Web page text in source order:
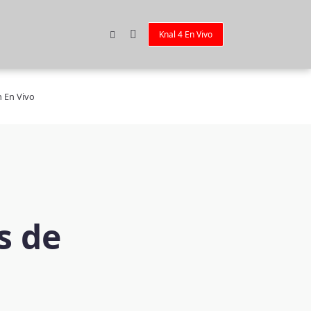
Knal 4 En Vivo
En Vivo
de